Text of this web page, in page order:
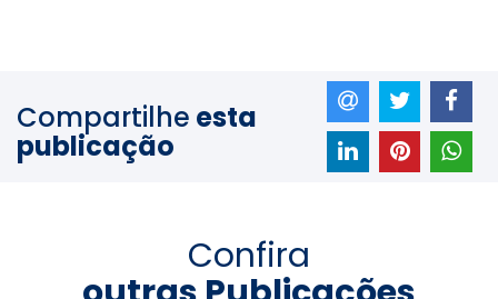
Compartilhe esta
publicação
Confira